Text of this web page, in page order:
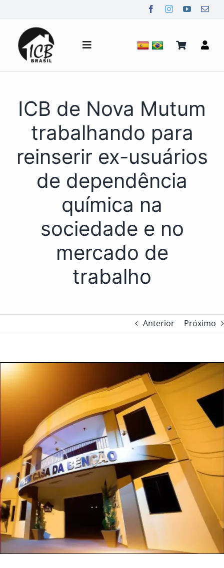
para
conteúdo
Alternar
navegação
Notícias
Mídia
Contato
ICB de Nova Mutum
trabalhando para
reinserir ex-usuários
de dependência
química na
sociedade e no
mercado de
trabalho
Anterior Próximo